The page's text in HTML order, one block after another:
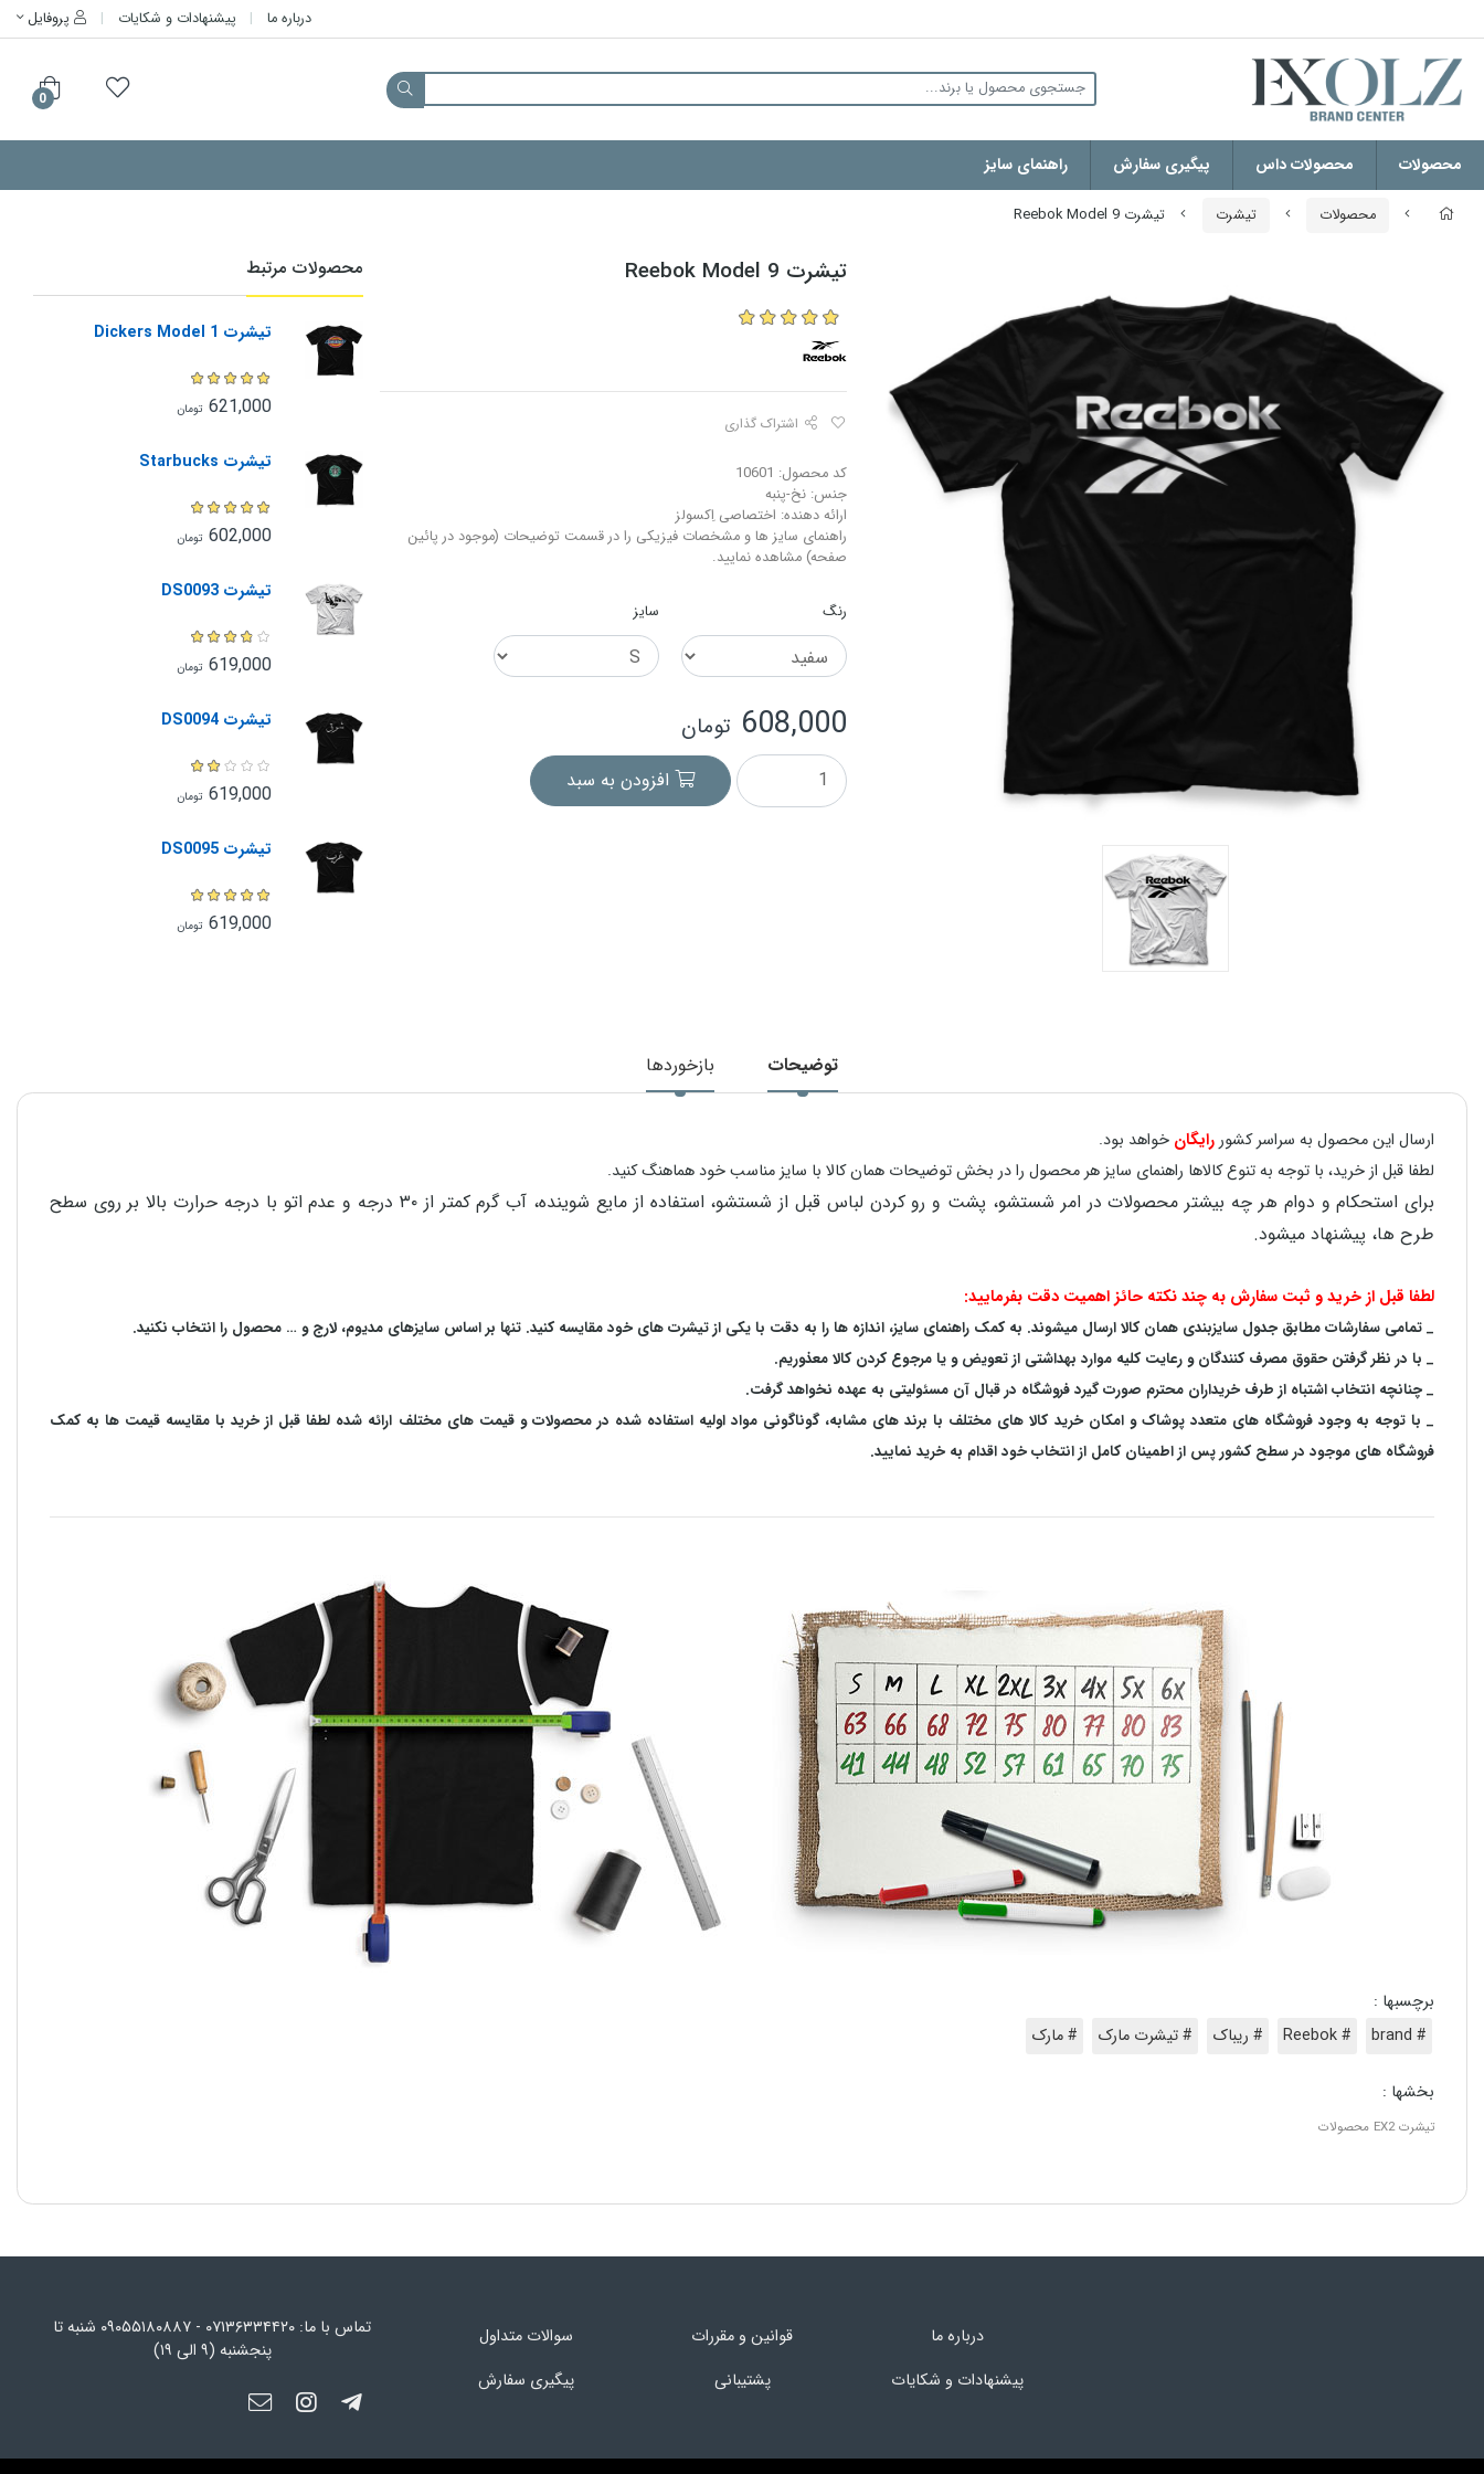
پروفایل درباره ما پیشنهادات و شکایات
0
محصولات محصولات داس پیگیری سفارش راهنمای سایز
محصولات تیشرت تیشرت Reebok Model 9
تیشرت Reebok Model 9
اشتراک گذاری
کد محصول: 10601
جنس: نخ-پنبه
ارائه دهنده: اختصاصی اِکسولز
راهنمای سایز ها و مشخصات فیزیکی را در قسمت توضیحات (موجود در پائین
صفحه) مشاهده نمایید.
رنگ سایز
608,000 تومان
افزودن به سبد
محصولات مرتبط
تیشرت Dickers Model 1
621,000 تومان
تیشرت Starbucks
602,000 تومان
تیشرت DS0093
619,000 تومان
تیشرت DS0094
619,000 تومان
تیشرت DS0095
619,000 تومان
توضیحات بازخوردها
ارسال این محصول به سراسر کشوررایگان خواهد بود.
لطفا قبل از خرید، با توجه به تنوع کالاها راهنمای سایز هر محصول را در بخش توضیحات همان کالا با سایز مناسب خود هماهنگ کنید.
برای استحکام و دوام هر چه بیشتر محصولات در امر شستشو، پشت و رو کردن لباس قبل از شستشو، استفاده از مایع شوینده، آب گرم کمتر از ۳۰ درجه و عدم اتو با درجه حرارت بالا بر روی سطح
طرح ها، پیشنهاد میشود.
لطفا قبل از خرید و ثبت سفارش به چند نکته حائز اهمیت دقت بفرمایید:
_ تمامی سفارشات مطابق جدول سایزبندی همان کالا ارسال میشوند. به کمک راهنمای سایز، اندازه ها را به دقت با یکی از تیشرت های خود مقایسه کنید. تنها بر اساس سایزهای مدیوم، لارج و … محصول را انتخاب نکنید.
_ با در نظر گرفتن حقوق مصرف کنندگان و رعایت کلیه موارد بهداشتی از تعویض و یا مرجوع کردن کالا معذوریم.
_ چنانچه انتخاب اشتباه از طرف خریداران محترم صورت گیرد فروشگاه در قبال آن مسئولیتی به عهده نخواهد گرفت.
_ با توجه به‌ وجود فروشگاه های متعدد‌ پوشاک و امکان خرید کالا های مختلف با برند های مشابه، گوناگونی مواد اولیه استفاده شده در محصولات و قیمت های مختلف ارائه شده لطفا قبل از خرید با مقایسه قیمت ها به کمک
فروشگاه های موجود در سطح کشور پس از اطمینان کامل از انتخاب خود اقدام به خرید نمایید.
برچسبها :
# brand
# Reebok # ریباک # تیشرت مارک # مارک
بخشها :
تیشرت EX2 محصولات
درباره ما قوانین و مقررات
سوالات متداول
پیشنهادات و شکایات
پشتیبانی پیگیری سفارش
تماس با ما: ۰۷۱۳۶۳۳۴۴۲۰ - ۰۹۰۵۵۱۸۰۸۸۷ شنبه تا
پنجشنبه (۹ الی ۱۹)